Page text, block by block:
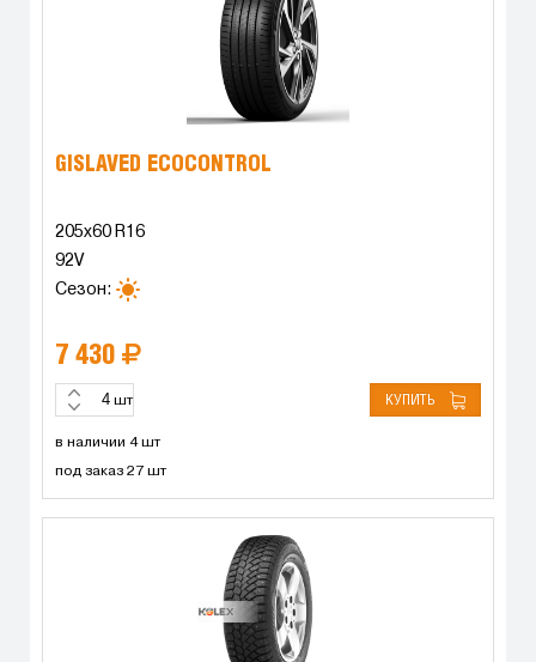
GISLAVED ECOCONTROL
205x60 R16
92V
Сезон:
7 430
шт КУПИТЬ
в наличии 4 шт
под заказ 27 шт